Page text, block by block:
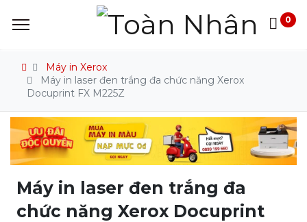
0
Máy in Xerox
Máy in laser đen trắng đa chức năng Xerox
Docuprint FX M225Z
Máy in laser đen trắng đa
chức năng Xerox Docuprint